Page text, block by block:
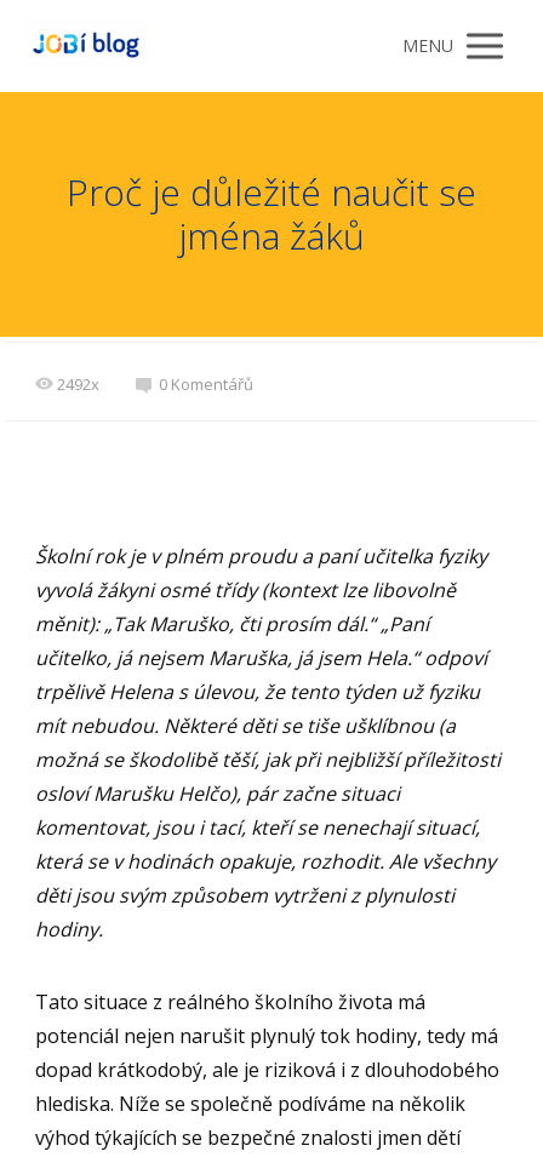
MENU
Proč je důležité naučit se
jména žáků
2492x 0 Komentářů
Školní rok je v plném proudu a paní učitelka fyziky
vyvolá žákyni osmé třídy (kontext lze libovolně
měnit): „Tak Maruško, čti prosím dál.“ „Paní
učitelko, já nejsem Maruška, já jsem Hela.“ odpoví
trpělivě Helena s úlevou, že tento týden už fyziku
mít nebudou. Některé děti se tiše ušklíbnou (a
možná se škodolibě těší, jak při nejbližší příležitosti
osloví Marušku Helčo), pár začne situaci
komentovat, jsou i tací, kteří se nenechají situací,
která se v hodinách opakuje, rozhodit. Ale všechny
děti jsou svým způsobem vytrženi z plynulosti
hodiny.
Tato situace z reálného školního života má
potenciál nejen narušit plynulý tok hodiny, tedy má
dopad krátkodobý, ale je riziková i z dlouhodobého
hlediska. Níže se společně podíváme na několik
výhod týkajících se bezpečné znalosti jmen dětí